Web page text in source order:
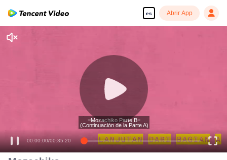
es Abrir App
00:00:00/00:35:20
=Mozachiko Parte B=
(Continuación de la Parte A)